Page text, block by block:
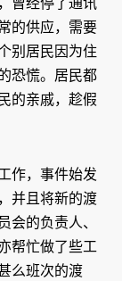
的供应，需要
别居民因为住
恐慌。居民都
的亲戚，趁假
作，事件始发
并且将新的渡
会的负责人、
帮忙做了些工
么班次的渡